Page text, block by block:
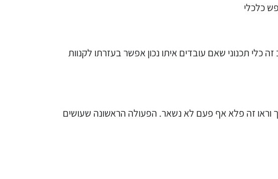
כלכלי
כלי תכנוני שאם עובדים איתו נכון אפשר בעזרתו לקנוות
וראו זה פלא אף פעם לא נשאר. הפעולה הראשונה שעושים